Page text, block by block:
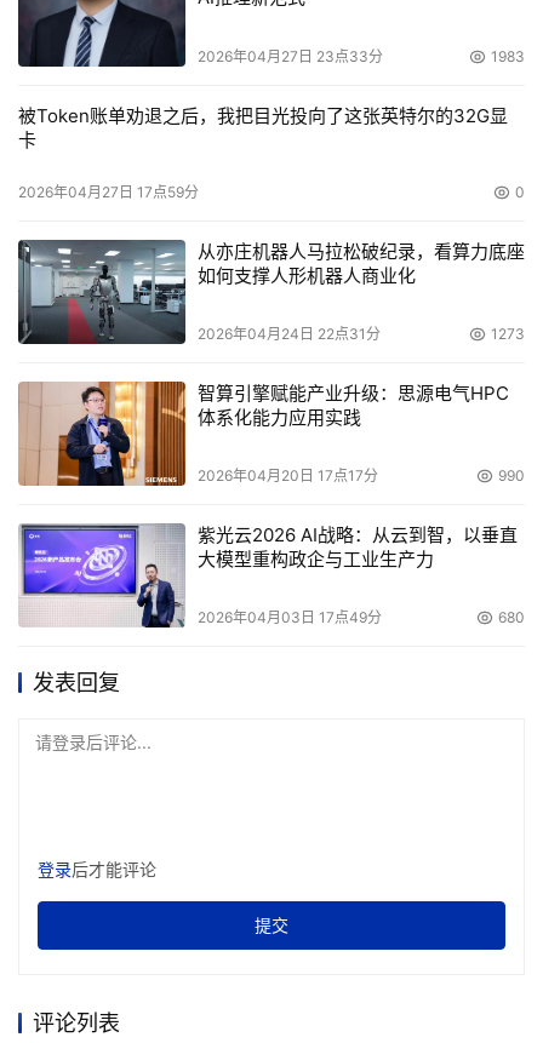
2026年04月27日 23点33分 1983
被Token账单劝退之后，我把目光投向了这张英特尔的32G显
卡
2026年04月27日 17点59分 0
从亦庄机器人马拉松破纪录，看算力底座
如何支撑人形机器人商业化
2026年04月24日 22点31分 1273
智算引擎赋能产业升级：思源电气HPC
体系化能力应用实践
2026年04月20日 17点17分 990
紫光云2026 AI战略：从云到智，以垂直
大模型重构政企与工业生产力
2026年04月03日 17点49分 680
发表回复
请登录后评论...
登录后才能评论
提交
评论列表